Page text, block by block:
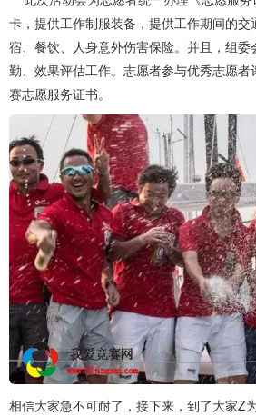
卡，提供工作制服装备，提供工作期间的交
宿、餐饮、人身意外伤害保险。并且，组
勤、效果评估工作。志愿者参与优秀志愿
赛志愿服务证书。
相信大家急不可耐了，接下来，到了大家Z